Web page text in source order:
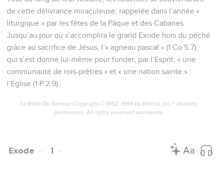
de cette délivrance miraculeuse, rappelée dans l’année «
liturgique » par les fêtes de la Pâque et des Cabanes.
Jusqu’au jour où s’accomplira le grand Exode hors du péché
grâce au sacrifice de Jésus, l’« agneau pascal » (1 Co 5.7),
qui s’est donné lui-même pour fonder, par l’Esprit, « une
communauté de rois-prêtres » et « une nation sainte » :
l’Eglise (1 P 2.9).
La Bible Du Semeur Copyright © 1992, 1999 by Biblica, Inc.® Used by
permission. All rights reserved worldwide.
Exode 1